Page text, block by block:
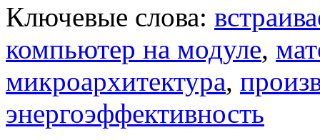
Ключевые слова:
компьютер на модуле,
микроархитектура,
энергоэффективность